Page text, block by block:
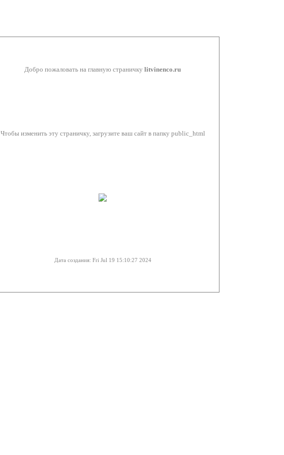
Добро пожаловать на главную страничку litvinenco.ru
Чтобы изменить эту страничку, загрузите ваш сайт в папку public_html
Дата создания: Fri Jul 19 15:10:27 2024